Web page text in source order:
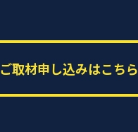
ご取材申し込みはこちら